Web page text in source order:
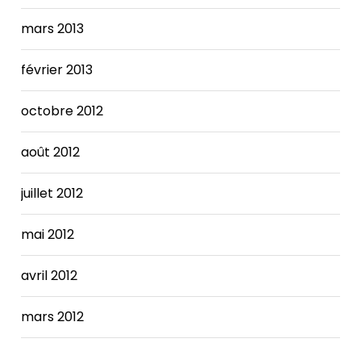
mars 2013
février 2013
octobre 2012
août 2012
juillet 2012
mai 2012
avril 2012
mars 2012